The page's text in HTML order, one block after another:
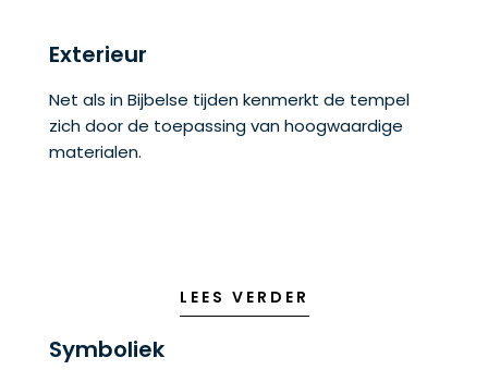
Exterieur
Net als in Bijbelse tijden kenmerkt de tempel
zich door de toepassing van hoogwaardige
materialen.
LEES VERDER
Symboliek